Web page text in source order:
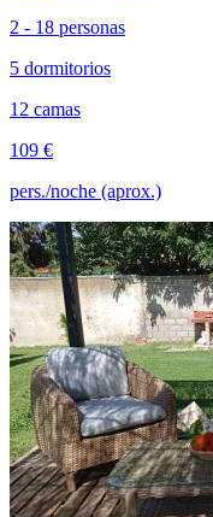
2 - 18 personas
5 dormitorios
12 camas
109 €
pers./noche (aprox.)